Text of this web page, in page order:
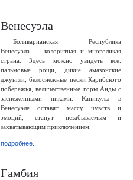
Венесуэла
Боливарианская Республика
Венесуэла — колоритная и многоликая
страна. Здесь можно увидеть все:
пальмовые рощи, дикие амазонские
джунгли, белоснежные пески Карибского
побережья, величественные горы Анды с
заснеженными пиками. Каникулы в
Венесуэле оставят массу чувств и
эмоций, станут незабываемым и
захватывающим приключением.
подробнее...
Гамбия